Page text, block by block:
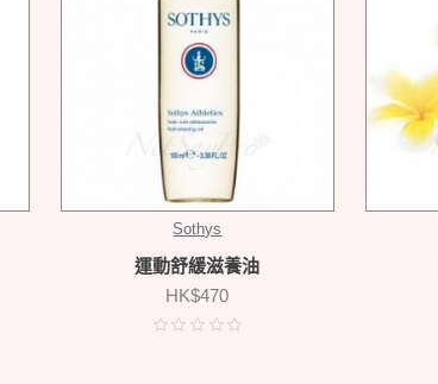
Sothys
運動舒緩滋養油
HK$470